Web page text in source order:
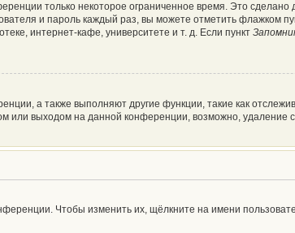
только некоторое ограниченное время. Это сделано
и пароль каждый раз, вы можете отметить флажком
интернет-кафе, университете и т. д. Если пункт
а также выполняют другие функции, такие как
или выходом на данной конференции, возможно, удаление
Чтобы изменить их, щёлкните на имени